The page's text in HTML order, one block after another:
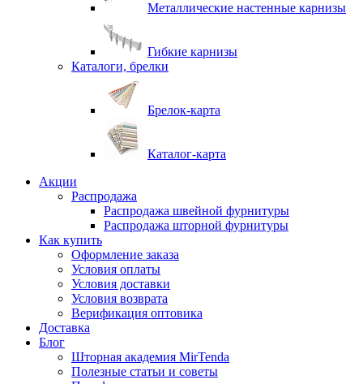
Металлические настенные карнизы
Гибкие карнизы
Каталоги, брелки
Брелок-карта
Каталог-карта
Акции
Распродажа
Распродажа швейной фурнитуры
Распродажа шторной фурнитуры
Как купить
Оформление заказа
Условия оплаты
Условия доставки
Условия возврата
Верификация оптовика
Доставка
Блог
Шторная академия MirTenda
Полезные статьи и советы